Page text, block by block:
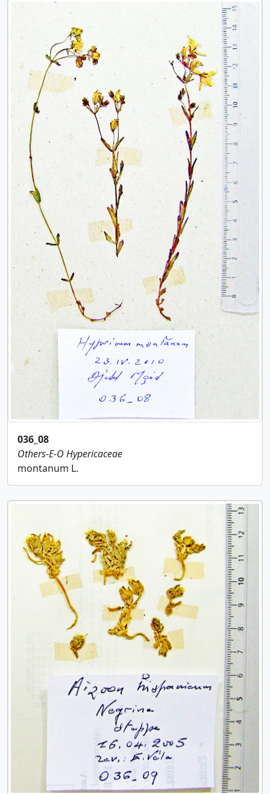
036_08
Others-E-O Hypericaceae
montanum L.